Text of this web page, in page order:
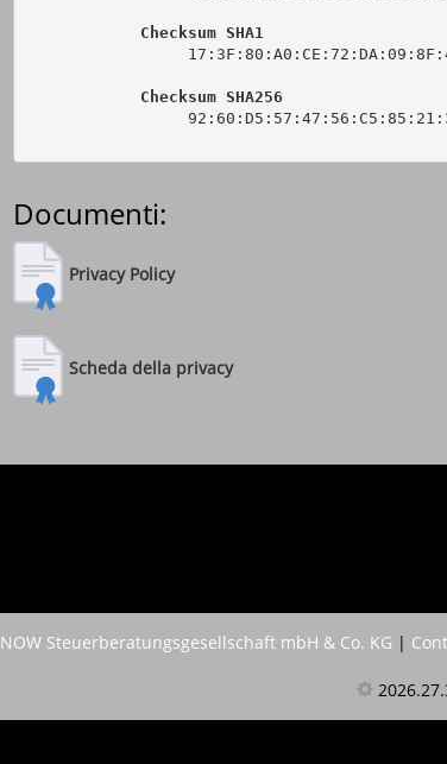
Checksum SHA1
Checksum SHA256
Documenti:
Privacy Policy
Scheda della privacy
NOW Steuerberatungsgesellschaft mbH & Co. KG |